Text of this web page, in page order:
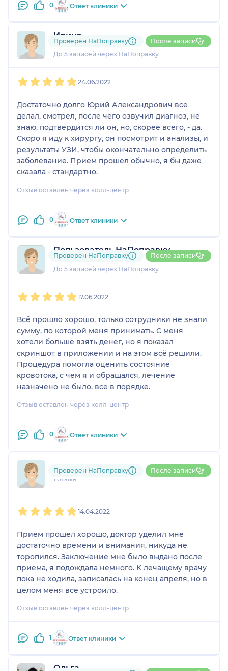
0 Ответ клиники
Ирина
2 отзыва
До 5 записей через НаПоправку
Проверен НаПоправку После записи
24.06.2022
Достаточно долго Юрий Александрович все
делал, смотрел, после чего озвучил диагноз, не
знаю, подтвердится ли он, но, скорее всего, - да.
Скоро я иду к хирургу, он посмотрит и анализы, и
результаты УЗИ, чтобы окончательно определить
заболевание. Прием прошел обычно, я бы даже
сказала - стандартно.
Отзыв оставлен через колл-центр
0 Ответ клиники
Пользователь НаПоправку
1 отзыв
До 5 записей через НаПоправку
Проверен НаПоправку После записи
17.06.2022
Всё прошло хорошо, только сотрудники не знали
сумму, по которой меня принимать. С меня
хотели больше взять денег, но я показал
скриншот в приложении и на этом всё решили.
Процедура помогла оценить состояние
кровотока, с чем я и обращался, лечение
назначено не было, всё в порядке.
Отзыв оставлен через колл-центр
0 Ответ клиники
Пользователь НаПоправку
1 отзыв
Проверен НаПоправку После записи
14.04.2022
Прием прошел хорошо, доктор уделил мне
достаточно времени и внимания, никуда не
торопился. Заключение мне было выдано после
приема, я подождала немного. К лечащему врачу
пока не ходила, записалась на конец апреля, но в
целом меня все устроило.
Отзыв оставлен через колл-центр
1 Ответ клиники
Ольга